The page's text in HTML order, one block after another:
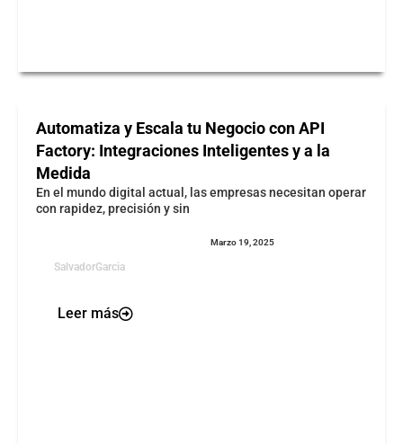
Automatiza y Escala tu Negocio con API
Factory: Integraciones Inteligentes y a la
Medida
En el mundo digital actual, las empresas necesitan operar
con rapidez, precisión y sin
SalvadorGarcia
Marzo 19, 2025
Leer más